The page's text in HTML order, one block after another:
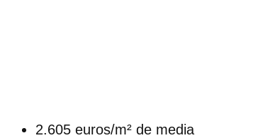
2.605 euros/m² de media